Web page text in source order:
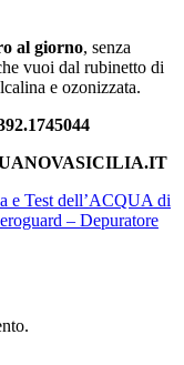
al giorno, senza
vuoi dal rubinetto di
e ozonizzata.
e Test dell’ACQUA di
– Depuratore